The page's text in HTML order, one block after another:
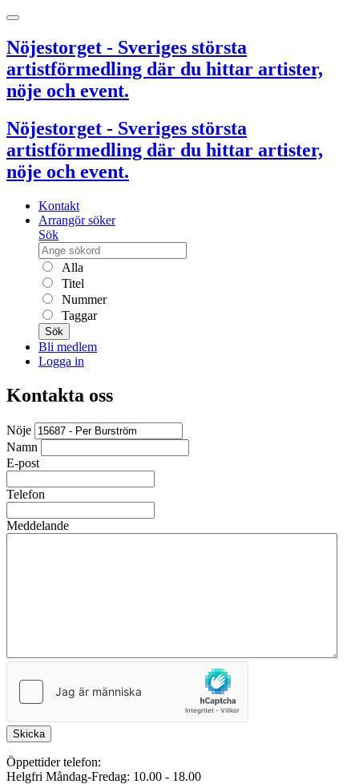
Nöjestorget - Sveriges största
artistförmedling där du hittar artister,
nöje och event.
Nöjestorget - Sveriges största
artistförmedling där du hittar artister,
nöje och event.
Kontakt
Arrangör söker
Sök
Alla
Titel
Nummer
Taggar
Sök
Bli medlem
Logga in
Kontakta oss
Nöje
Namn
E-post
Telefon
Meddelande
Skicka
Öppettider telefon:
Helgfri Måndag-Fredag: 10.00 - 18.00